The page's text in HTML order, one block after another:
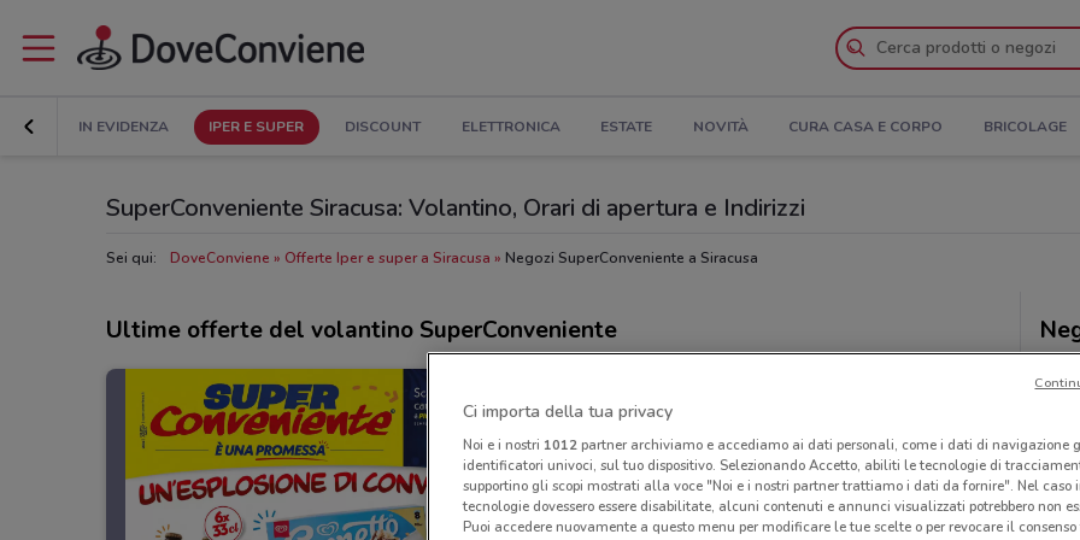
IN EVIDENZA IPER E SUPER DISCOUNT ELETTRONICA ESTATE NOVITÀ CURA CASA E CORPO BRICOLAGE
SuperConveniente Siracusa: Volantino, Orari di apertura e Indirizzi
Sei qui: DoveConviene Offerte Iper e super a Siracusa Negozi SuperConveniente a Siracusa
Ultime offerte del volantino SuperConveniente
Ci importa della tua privacy
Noi e i nostri 1012partner archiviamo e accediamo ai dati personali, come i dati di navigazione
identificatori univoci, sul tuo dispositivo. Selezionando Accetto, abiliti le tecnologie di
supportino gli scopi mostrati alla voce "Noi e i nostri partner trattiamo i dati da fornire". Nel caso
tecnologie dovessero essere disabilitate, alcuni contenuti e annunci visualizzati potrebbero non
Puoi accedere nuovamente a questo menu per modificare le tue scelte o per revocare il